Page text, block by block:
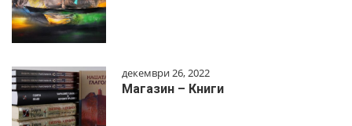
декември 26, 2022
Магазин – Книги